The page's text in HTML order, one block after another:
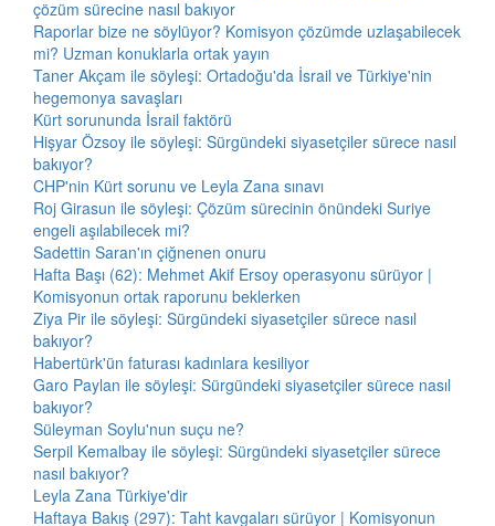
çözüm sürecine nasıl bakıyor
Raporlar bize ne söylüyor? Komisyon çözümde uzlaşabilecek
mi? Uzman konuklarla ortak yayın
Taner Akçam ile söyleşi: Ortadoğu'da İsrail ve Türkiye'nin
hegemonya savaşları
Kürt sorununda İsrail faktörü
Hişyar Özsoy ile söyleşi: Sürgündeki siyasetçiler sürece nasıl
bakıyor?
CHP'nin Kürt sorunu ve Leyla Zana sınavı
Roj Girasun ile söyleşi: Çözüm sürecinin önündeki Suriye
engeli aşılabilecek mi?
Sadettin Saran'ın çiğnenen onuru
Hafta Başı (62): Mehmet Akif Ersoy operasyonu sürüyor |
Komisyonun ortak raporunu beklerken
Ziya Pir ile söyleşi: Sürgündeki siyasetçiler sürece nasıl
bakıyor?
Habertürk'ün faturası kadınlara kesiliyor
Garo Paylan ile söyleşi: Sürgündeki siyasetçiler sürece nasıl
bakıyor?
Süleyman Soylu'nun suçu ne?
Serpil Kemalbay ile söyleşi: Sürgündeki siyasetçiler sürece
nasıl bakıyor?
Leyla Zana Türkiye'dir
Haftaya Bakış (297): Taht kavgaları sürüyor | Komisyonun